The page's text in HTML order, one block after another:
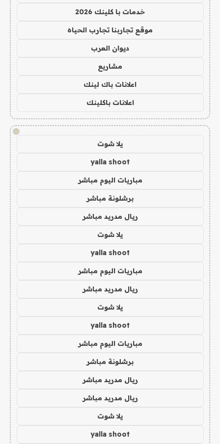
خدمات با كلينك 2026
موقع تجاربنا تجارب الحياه
ديوان العرب
مشاريع
اعلانات باك لينك
اعلانات باكلينك
!
يلا شوت
yalla shoot
مباريات اليوم مباشر
برشلونة مباشر
ريال مدريد مباشر
يلا شوت
yalla shoot
مباريات اليوم مباشر
ريال مدريد مباشر
يلا شوت
yalla shoot
مباريات اليوم مباشر
برشلونة مباشر
ريال مدريد مباشر
ريال مدريد مباشر
يلا شوت
yalla shoot